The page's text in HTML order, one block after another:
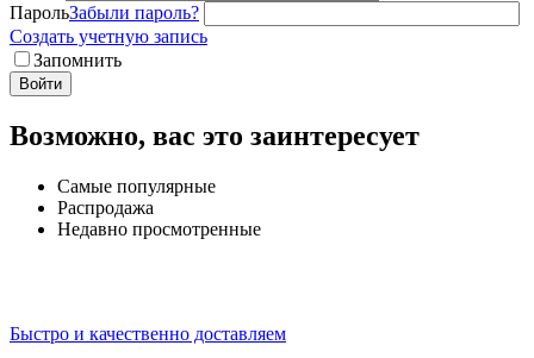
ПарольЗабыли пароль?
Создать учетную запись
Запомнить
Войти
Возможно, вас это заинтересует
Самые популярные
Распродажа
Недавно просмотренные
Быстро и качественно доставляем